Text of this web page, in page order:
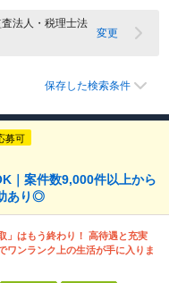
法人・税理士法
変更
保存した検索条件
募可
｜案件数9,000件以上から
あり◎
」はもう終わり！ 高待遇と充実
ワンランク上の生活が手に入りま